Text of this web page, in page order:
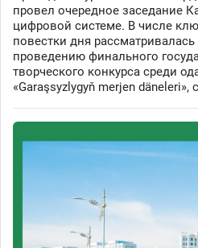
провел очередное заседание
цифровой системе. В числе
повестки дня рассматривалась
проведению финального
творческого конкурса среди
«Garaşsyzlygyň merjen däneleri»,